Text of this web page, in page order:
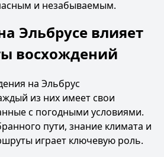
и незабываемым.
Эльбрусе влияет
восхождений
на Эльбрус
из них имеет свои
с погодными условиями.
пути, знание климата и
играет ключевую роль.